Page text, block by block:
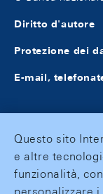
Diritto d'autore
Protezione dei
E-mail,
Questo sito
e altre
funzionalità,